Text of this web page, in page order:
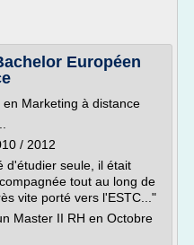
Européen
en Marketing à distance
/ 2012
d'étudier seule, il était
tout au long de
vite porté vers l'ESTC..."
Master II RH en Octobre